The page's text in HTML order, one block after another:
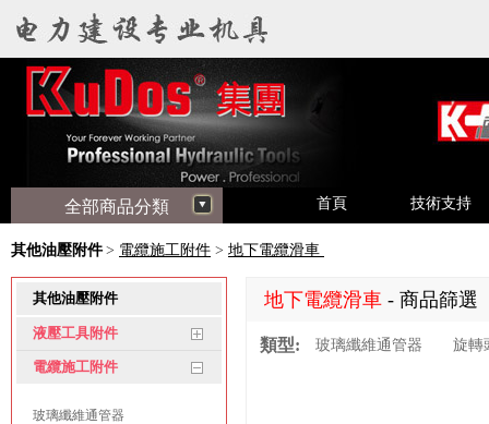
全部商品分類 首頁 技術支持
其他油壓附件 > 電纜施工附件 > 地下電纜滑車
其他油壓附件
液壓工具附件
電纜施工附件
玻璃纖維通管器
地下電纜滑車 - 商品篩選
類型: 玻璃纖維通管器 旋轉